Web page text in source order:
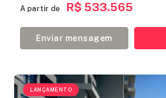
A partir de R$ 533.565
Enviar mensagem
LANÇAMENTO